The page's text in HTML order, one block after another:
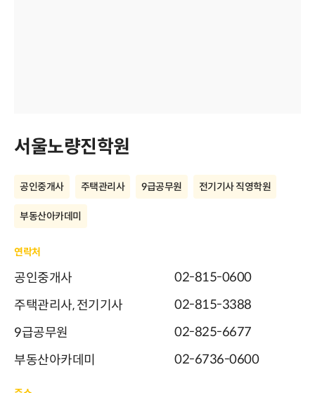
서울노량진학원
공인중개사 주택관리사 9급공무원 전기기사 직영학원
부동산아카데미
연락처
공인중개사
02-815-0600
주택관리사, 전기기사
02-815-3388
9급공무원
02-825-6677
부동산아카데미
02-6736-0600